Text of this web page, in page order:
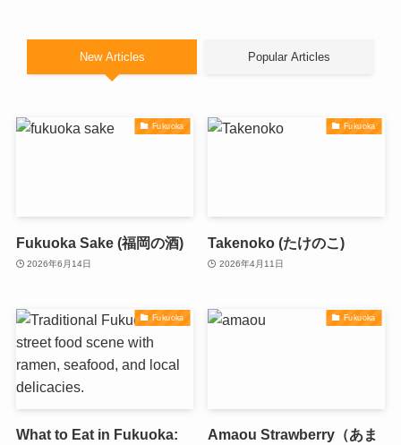
New Articles Popular Articles
Fukuoka
Fukuoka Sake (福岡の酒)
2026年6月14日
Fukuoka
Takenoko (たけのこ)
2026年4月11日
Fukuoka
What to Eat in Fukuoka:
Fukuoka
Amaou Strawberry（あま